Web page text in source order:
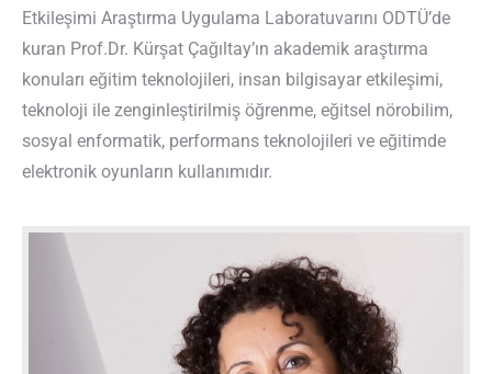
Etkileşimi Araştırma Uygulama Laboratuvarını ODTÜ’de
kuran Prof.Dr. Kürşat Çağıltay’ın akademik araştırma
konuları eğitim teknolojileri, insan bilgisayar etkileşimi,
teknoloji ile zenginleştirilmiş öğrenme, eğitsel nörobilim,
sosyal enformatik, performans teknolojileri ve eğitimde
elektronik oyunların kullanımıdır.